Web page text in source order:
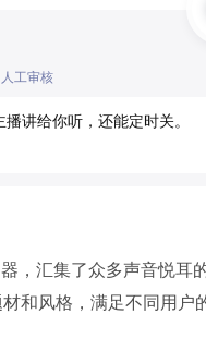
工审核
讲给你听，还能定时关。
，汇集了众多声音悦
和风格，满足不同用户